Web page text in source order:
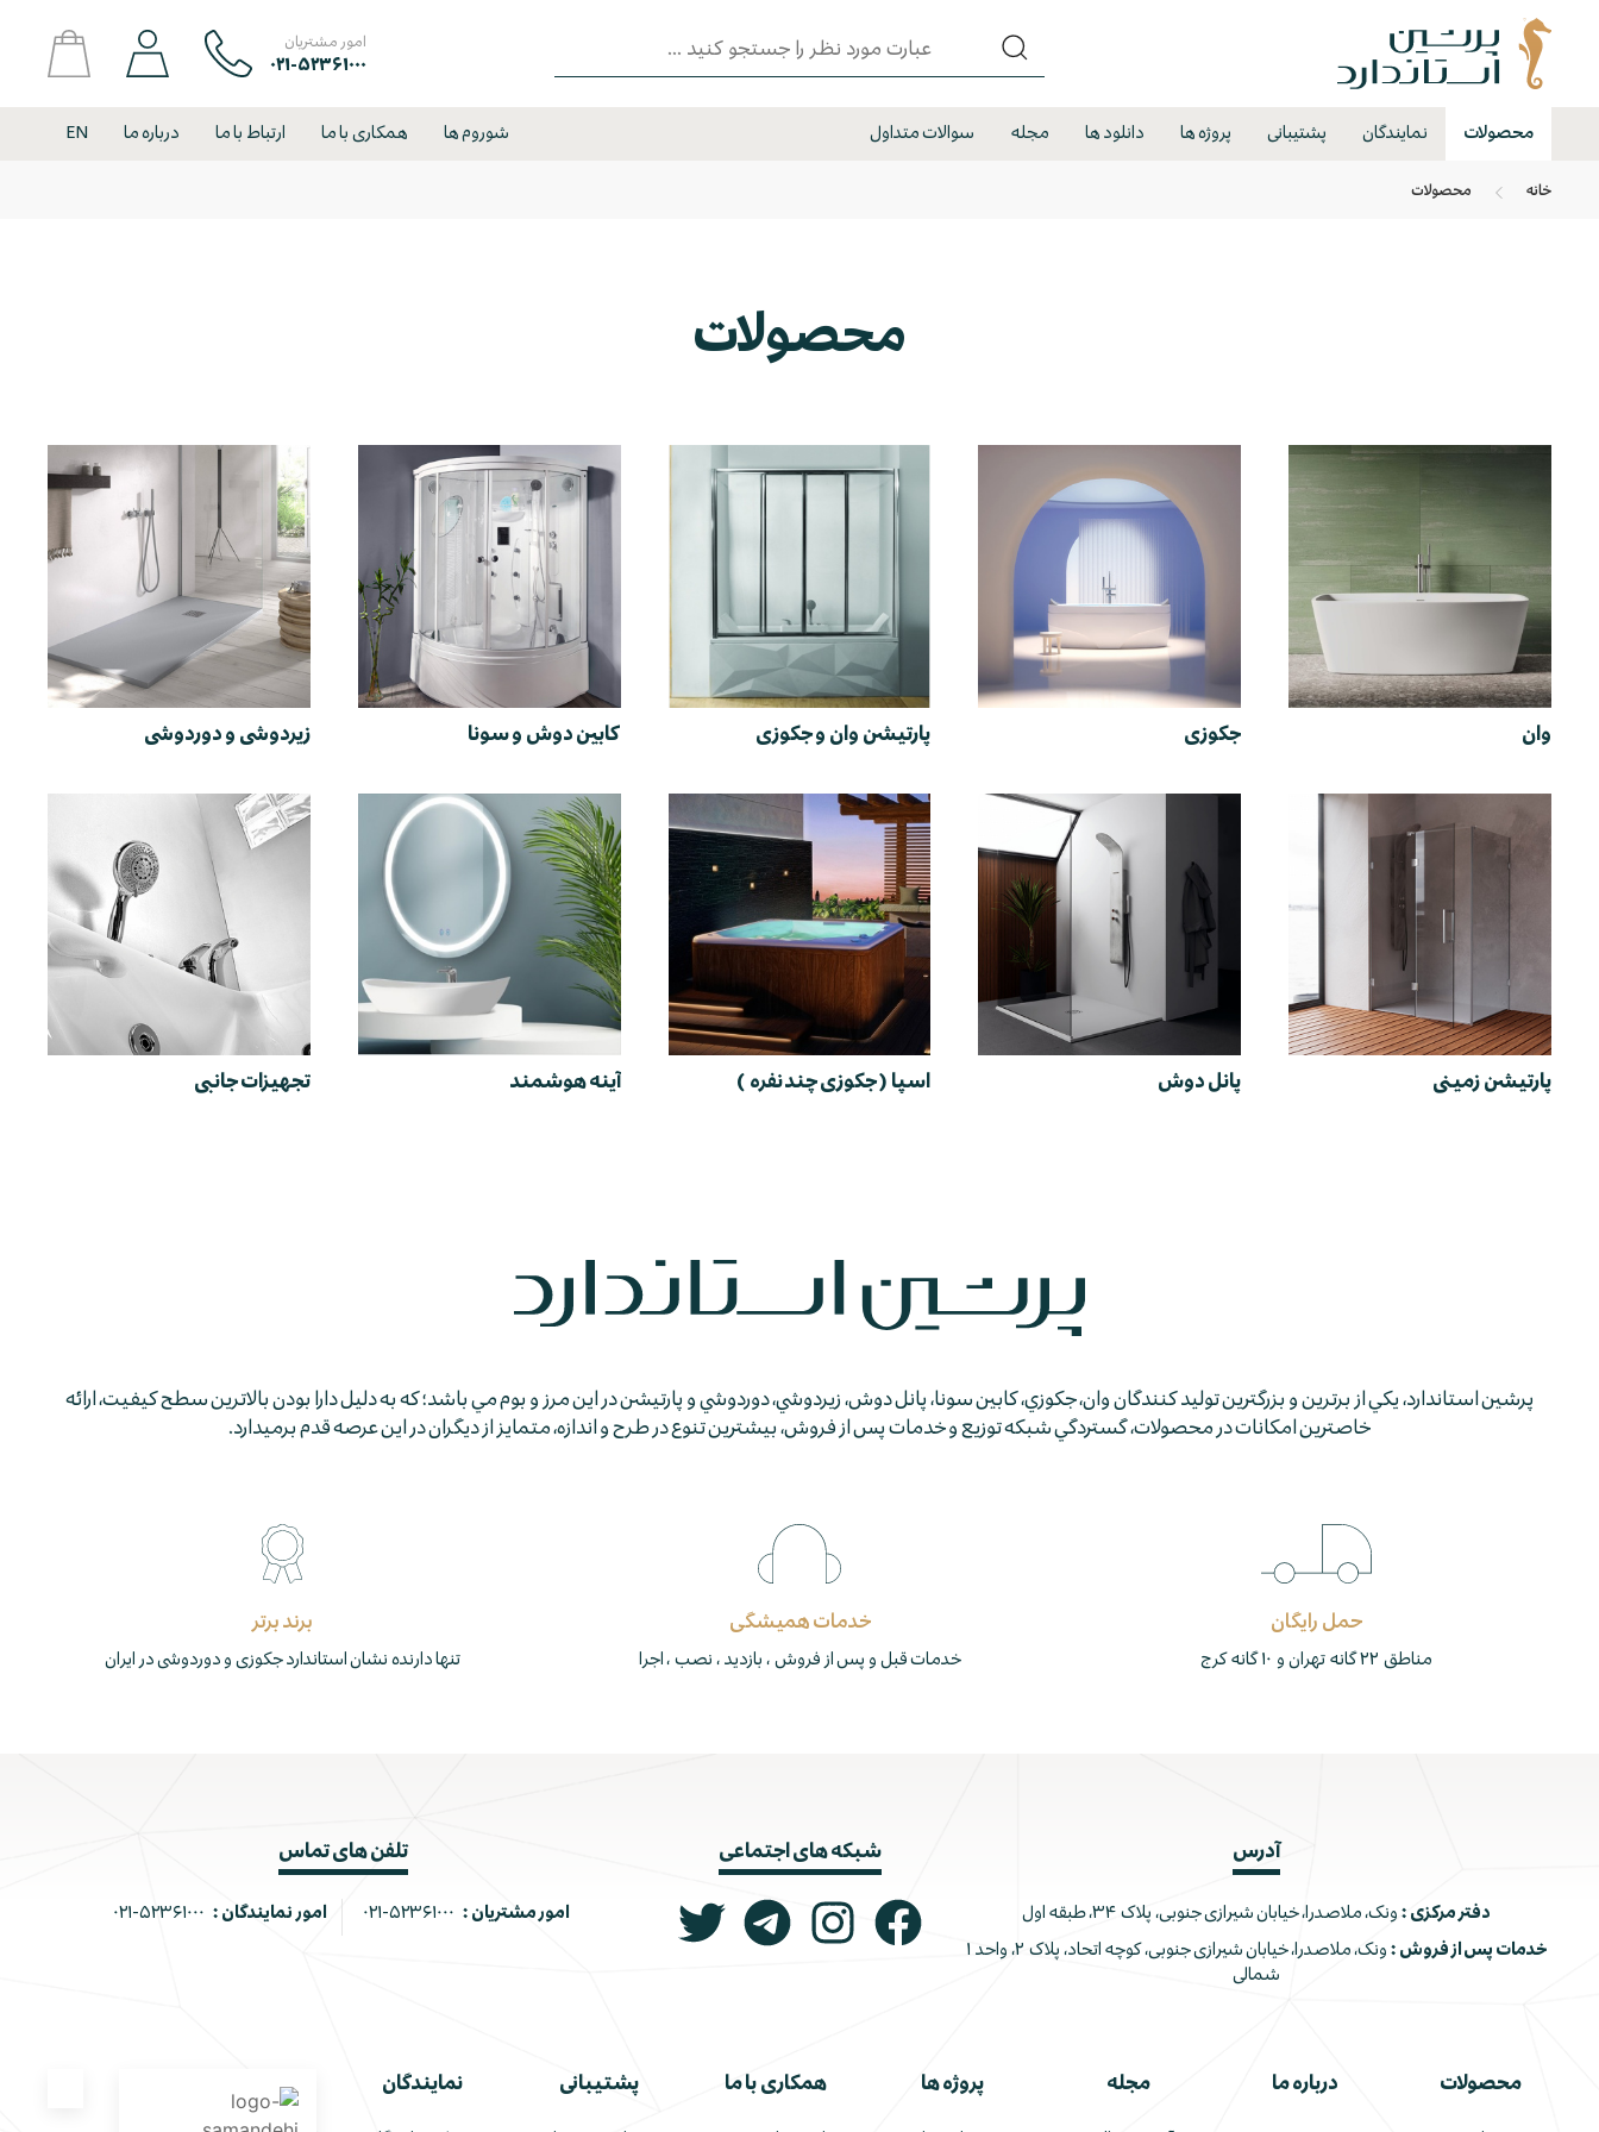
امور مشتریان
۰۲۱-۵۲۳۶۱۰۰۰
محصولات نمایندگان پشتیبانی پروژه ها دانلود ها مجله سوالات متداول شوروم ها همکاری با ما ارتباط با ما درباره ما EN
خانه محصولات
محصولات
وان جکوزی پارتیشن وان و جکوزی کابین دوش و سونا زیردوشی و دوردوشی
پارتیشن زمینی پانل دوش اسپا ( جکوزی چند نفره ) آینه هوشمند تجهیزات جانبی
پرشين استاندارد، يكي از برترين و بزرگترين توليد كنندگان وان، جكوزي، كابين سونا، پانل دوش، زيردوشي، دوردوشي و پارتيشن در اين مرز و بوم مي باشد؛ كه به دليل دارا بودن بالاترين سطح كيفيت، ارائه
خاصترين امكانات در محصولات، گستردگي شبكه توزيع و خدمات پس از فروش، بيشترين تنوع در طرح و اندازه، متمايز از ديگران در اين عرصه قدم برمي­دارد.
حمل رایگان
مناطق ۲۲ گانه تهران و ۱۰ گانه کرج
خدمات همیشگی
خدمات قبل و پس از فروش ، بازدید ، نصب ، اجرا
برند برتر
تنها دارنده نشان استاندارد جکوزی و دوردوشی در ایران
آدرس
دفتر مرکزی : ونک، ملاصدرا، خیابان شیرازی جنوبی، پلاک ۳۴، طبقه اول
خدمات پس از فروش :
ونک، ملاصدرا، خیابان شیرازی جنوبی، کوچه اتحاد، پلاک ۲، واحد ۱
شمالی
شبکه های اجتماعی تلفن های تماس
امور مشتریان : ۰۲۱-۵۲۳۶۱۰۰۰ امور نمایندگان : ۰۲۱-۵۲۳۶۱۰۰۰
محصولات درباره ما مجله پروژه ها همکاری با ما پشتیبانی نمایندگان